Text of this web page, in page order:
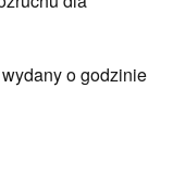
o godzinie